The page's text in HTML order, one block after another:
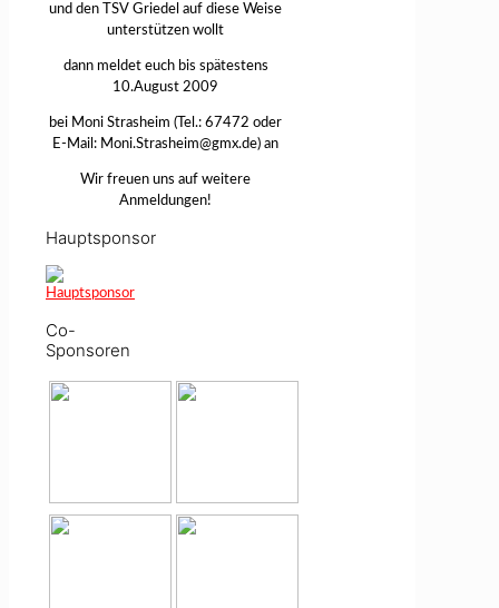
und den TSV Griedel auf diese Weise
unterstützen wollt
dann meldet euch bis spätestens
10.August 2009
bei Moni Strasheim (Tel.: 67472 oder
E-Mail: Moni.Strasheim@gmx.de) an
Wir freuen uns auf weitere
Anmeldungen!
Hauptsponsor
Co-
Sponsoren